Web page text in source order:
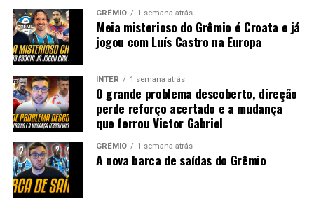
GRÊMIO 1 semana atrás
Meia misterioso do Grêmio é Croata e já
jogou com Luís Castro na Europa
INTER 1 semana atrás
O grande problema descoberto, direção
perde reforço acertado e a mudança
que ferrou Victor Gabriel
GRÊMIO 1 semana atrás
A nova barca de saídas do Grêmio